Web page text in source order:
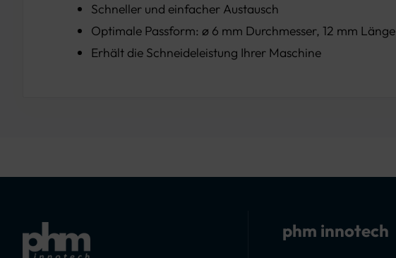
Schneller und einfacher Austausch
Optimale Passform: ø 6 mm Durchmesser, 12 mm Länge
Erhält die Schneideleistung Ihrer Maschine
phm innotech